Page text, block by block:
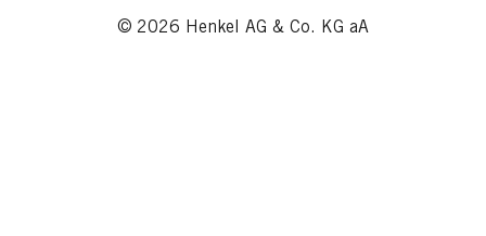
© 2026 Henkel AG & Co. KG aA